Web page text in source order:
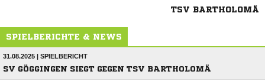
TSV BARTHOLOMÄ
SPIELBERICHTE & NEWS
31.08.2025 | SPIELBERICHT
SV GÖGGINGEN SIEGT GEGEN TSV BARTHOLOMÄ